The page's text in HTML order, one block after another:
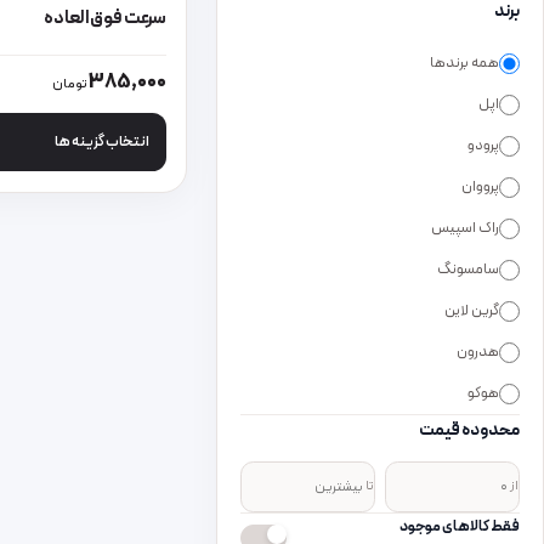
برند
همه برندها
اپل
پرودو
پرووان
راک اسپیس
سامسونگ
گرین لاین
هدرون
هوکو
محدوده قیمت
از تا
فقط کالاهای موجود
سرعت فوق‌العاده
385,000تومان
انتخاب گزینه ها
این محصول دارای